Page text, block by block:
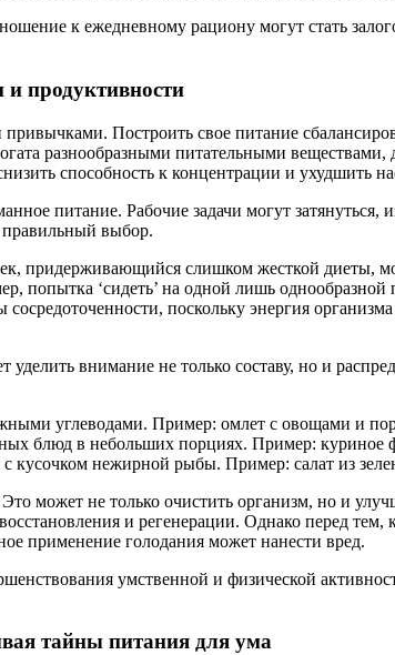
к ежедневному рациону могут стать
и продуктивности
Построить свое питание
разнообразными питательными
способность к концентрации и ухудшить
питание. Рабочие задачи могут затянуться,
выбор.
придерживающийся слишком жесткой диеты,
попытка ‘сидеть’ на одной лишь
поскольку энергия
внимание не только составу, но и
углеводами. Пример: омлет с овощами и
блюд в небольших порциях. Пример: куриное
кусочком нежирной рыбы. Пример: салат из
может не только очистить организм, но и
и регенерации. Однако перед тем,
применение голодания может нанести вред.
умственной и физической
тайны питания для ума